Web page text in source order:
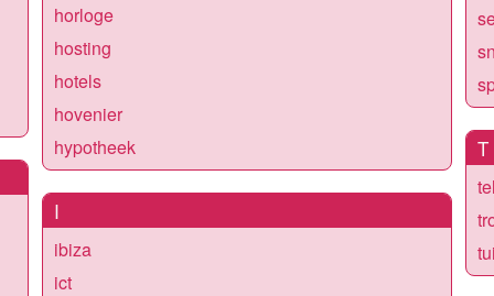
horloge
hosting
hotels
hovenier
hypotheek
I
ibiza
ict
T